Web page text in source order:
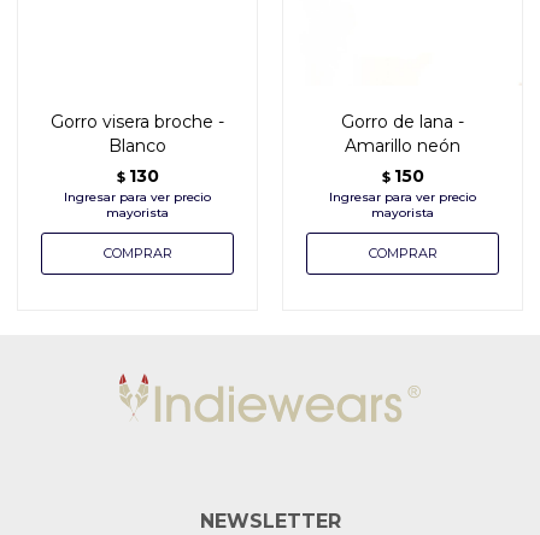
Gorro visera broche -
Blanco
$ 130
Gorro de lana -
Amarillo neón
$ 150
NEWSLETTER